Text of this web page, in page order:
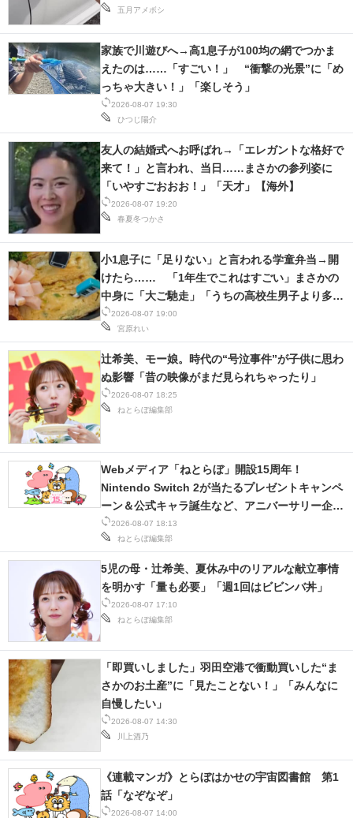
五月アメボシ
2026-08-07 19:30
ひつじ陽介
家族で川遊びへ→高1息子が100均の網でつかま
えたのは……「すごい！」 “衝撃の光景”に「め
っちゃ大きい！」「楽しそう」
2026-08-07 19:20
春夏冬つかさ
友人の結婚式へお呼ばれ→「エレガントな格好で
来て！」と言われ、当日……まさかの参列姿に
「いやすごおおお！」「天才」【海外】
2026-08-07 19:00
宮原れい
小1息子に「足りない」と言われる学童弁当→開
けたら…… 「1年生でこれはすごい」まさかの
中身に「大ご馳走」「うちの高校生男子より多
い」
2026-08-07 18:25
ねとらぼ編集部
辻希美、モー娘。時代の“号泣事件”が子供に思わ
ぬ影響「昔の映像がまだ見られちゃったり」
2026-08-07 18:13
ねとらぼ編集部
Webメディア「ねとらぼ」開設15周年！
Nintendo Switch 2が当たるプレゼントキャンペ
ーン＆公式キャラ誕生など、アニバーサリー企画
を順次展開
2026-08-07 17:10
ねとらぼ編集部
5児の母・辻希美、夏休み中のリアルな献立事情
を明かす「量も必要」「週1回はビビンバ丼」
2026-08-07 14:30
川上酒乃
「即買いしました」羽田空港で衝動買いした“ま
さかのお土産”に「見たことない！」「みんなに
自慢したい」
2026-08-07 14:00
《連載マンガ》とらぼはかせの宇宙図書館 第1
話「なぞなぞ」